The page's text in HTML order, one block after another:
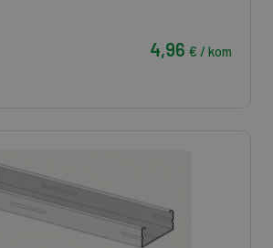
4,96 € / kom